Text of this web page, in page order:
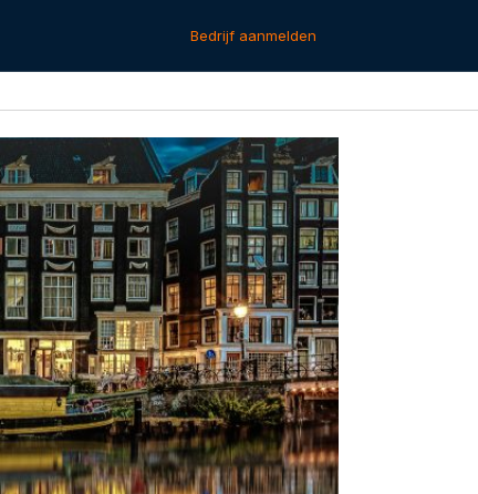
Bedrijf aanmelden